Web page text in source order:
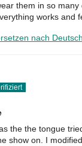
them in so
works and
nach Deutsch
the the tongue
show on. I